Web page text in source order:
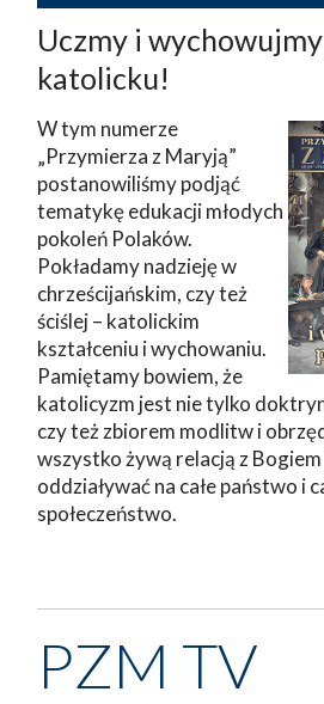
Uczmy i
katolicku!
W tym numerze
„Przymierza z Maryją”
postanowiliśmy podjąć
tematykę edukacji młodych
pokoleń Polaków.
Pokładamy nadzieję w
chrześcijańskim, czy też
ściślej – katolickim
kształceniu i wychowaniu.
Pamiętamy bowiem, że
katolicyzm jest nie tylko
czy też zbiorem modlitw i
wszystko żywą relacją z
oddziaływać na całe państwo i
społeczeństwo.
PZM TV